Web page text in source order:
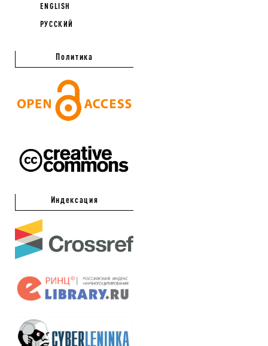
ENGLISH
РУССКИЙ
Политика
Индексация